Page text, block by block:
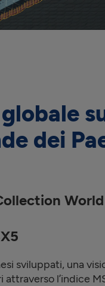
dei
World
sviluppati, una
l’indice